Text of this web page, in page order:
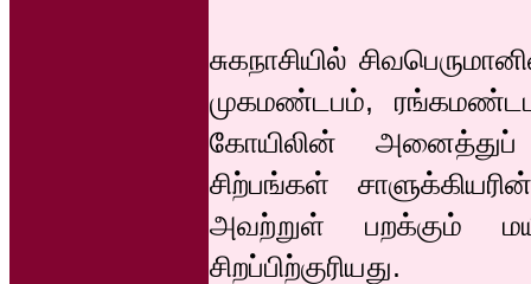
சுகநாசியில்
முகமண்டபம்,
கோயிலின் அனைத்துப்
சிற்பங்கள்
அவற்றுள் பறக்கும்
சிறப்பிற்குரியது.